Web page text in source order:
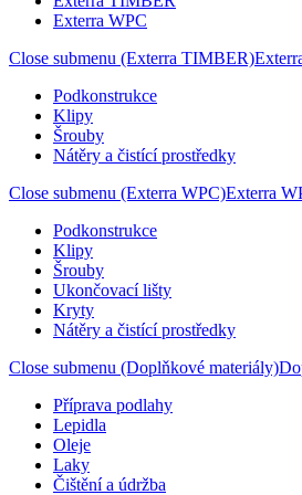
Exterra WPC
Close submenu (Exterra TIMBER)
Podkonstrukce
Klipy
Šrouby
Nátěry a čistící prostředky
Close submenu (Exterra WPC)Exterra
Podkonstrukce
Klipy
Šrouby
Ukončovací lišty
Kryty
Nátěry a čistící prostředky
Close submenu (Doplňkové materiály)
Příprava podlahy
Lepidla
Oleje
Laky
Čištění a údržba